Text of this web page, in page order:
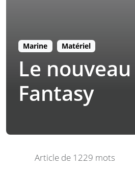
Marine Matériel
Le
Fantasy
Article de 1229 mots